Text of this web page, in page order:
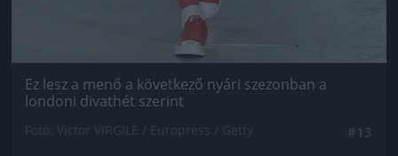
Ez lesz a menő a következő nyári szezonban a
londoni divathét szerint